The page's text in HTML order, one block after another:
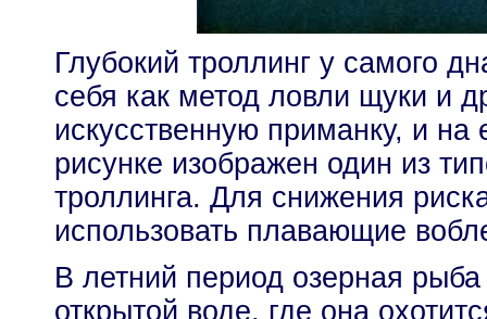
Глубокий троллинг у самого
себя как метод ловли щуки и
искусственную приманку, и на
рисунке изображен один из
троллинга. Для снижения
использовать плавающие
В летний период озерная рыба
открытой воде, где она